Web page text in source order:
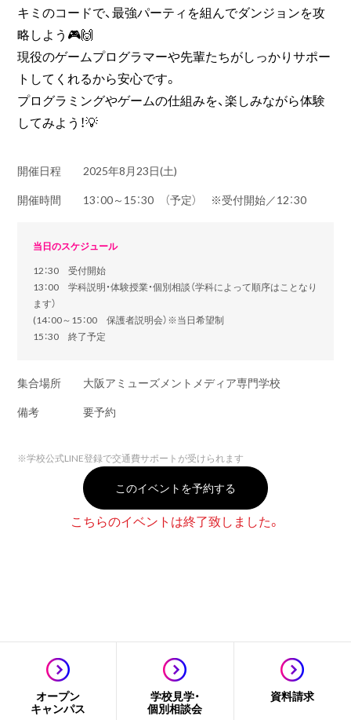
キミのコードで、最強パーティを組んでダンジョンを攻
略しよう🎮🙌
現役のゲームプログラマーや先輩たちがしっかりサポー
トしてくれるから安心です。
プログラミングやゲームの仕組みを、楽しみながら体験
してみよう！💡
開催日程
2025年8月23日(土)
開催時間
13：00～15：30 （予定） ※受付開始／12：30
当日のスケジュール
12：30 受付開始
13：00 学科説明・体験授業・個別相談（学科によって順序はことなり
ます）
(14：00～15：00 保護者説明会）※当日希望制
15：30 終了予定
集合場所
大阪アミューズメントメディア専門学校
備考
要予約
※学校公式LINE登録で交通費サポートが受けられます
このイベントを予約する
こちらのイベントは終了致しました。
オープン
キャンパス
学校見学・
個別相談会
資料請求